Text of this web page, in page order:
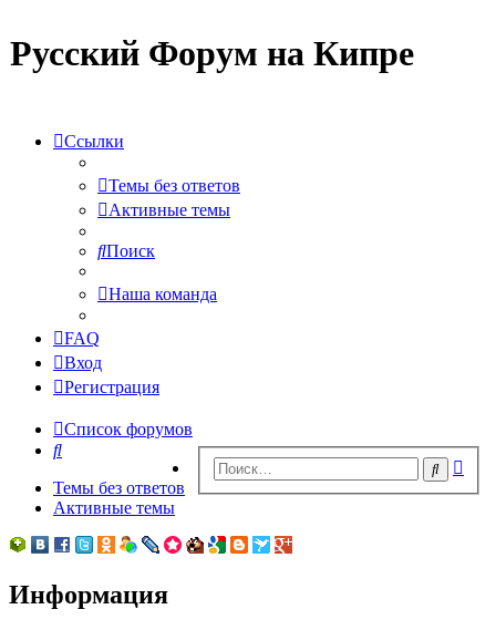
Русский Форум на Кипре
Ссылки
Темы без ответов
Активные темы
Поиск
Наша команда
FAQ
Вход
Регистрация
Список форумов
Поиск
Поиск
Темы без ответов
Активные темы
Информация